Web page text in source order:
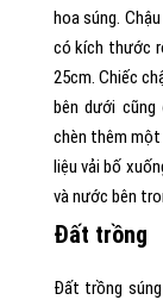
hoa súng.
có kích thước
25cm. Chiếc
bên dưới
chèn thêm
liệu vải bố
và nước bên
Đất trồng
Đất trồng súng